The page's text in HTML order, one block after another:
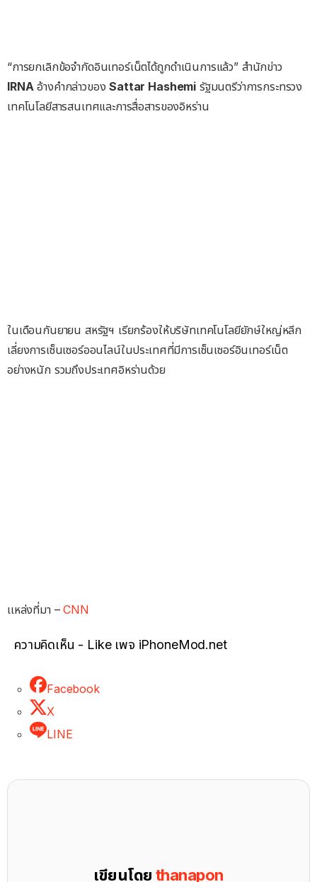
“การยกเลิกข้อจำกัดอินเทอร์เน็ตได้ถูกดำเนินการแล้ว” สำนักข่าว
IRNA อ้างคำกล่าวของSattar Hashemi รัฐมนตรีว่าการกระทรวง
เทคโนโลยีสารสนเทศและการสื่อสารของอิหร่าน
ในเดือนกันยายน สหรัฐฯ เรียกร้องให้บริษัทเทคโนโลยียักษ์ใหญ่หลีก
เลี่ยงการเซ็นเซอร์ออนไลน์ในประเทศที่มีการเซ็นเซอร์อินเทอร์เน็ต
อย่างหนัก รวมถึงประเทศอิหร่านด้วย
เเหล่งที่มา –CNN
ความคิดเห็น - Like เพจ iPhoneMod.net
Facebook
X
LINE
เขียนโดย thanapon